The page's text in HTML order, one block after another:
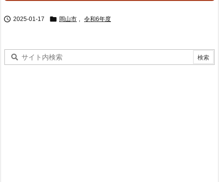
 2025-01-17  岡山市 , 令和6年度